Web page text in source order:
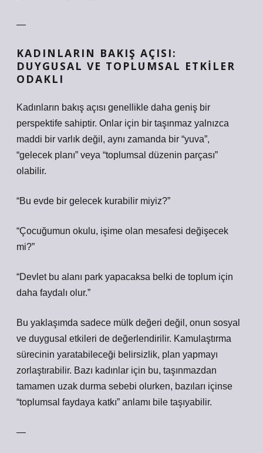
—
KADINLARIN BAKIŞ AÇISI:
DUYGUSAL VE TOPLUMSAL ETKILER
ODAKLI
Kadınların bakış açısı genellikle daha geniş bir
perspektife sahiptir. Onlar için bir taşınmaz yalnızca
maddi bir varlık değil, aynı zamanda bir “yuva”,
“gelecek planı” veya “toplumsal düzenin parçası”
olabilir.
“Bu evde bir gelecek kurabilir miyiz?”
“Çocuğumun okulu, işime olan mesafesi değişecek
mi?”
“Devlet bu alanı park yapacaksa belki de toplum için
daha faydalı olur.”
Bu yaklaşımda sadece mülk değeri değil, onun sosyal
ve duygusal etkileri de değerlendirilir. Kamulaştırma
sürecinin yaratabileceği belirsizlik, plan yapmayı
zorlaştırabilir. Bazı kadınlar için bu, taşınmazdan
tamamen uzak durma sebebi olurken, bazıları içinse
“toplumsal faydaya katkı” anlamı bile taşıyabilir.
—